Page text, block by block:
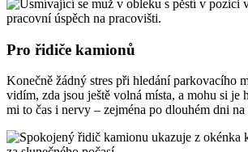
Pro řidiče kamionů
Konečně žádný stres při hledání parkovacího
vidím, zda jsou ještě volná místa, a mohu si je
mi to čas i nervy – zejména po dlouhém dni